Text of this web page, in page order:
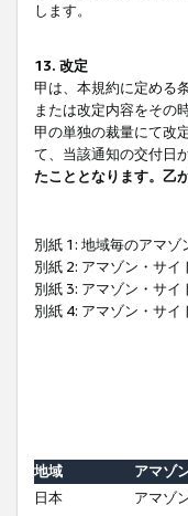
します。
13. 改定
甲は、本規約に定める
または改定内容をその
甲の単独の裁量にて改
て、当該通知の交付日
たこととなります。乙
別紙 1: 地域毎のアマゾ
別紙 2: アマゾン・サ
別紙 3: アマゾン・サイ
別紙 4: アマゾン・サ
地域
アマゾ
日本
アマゾ